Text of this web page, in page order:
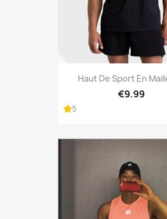
Haut De Sport En
€9.99
5